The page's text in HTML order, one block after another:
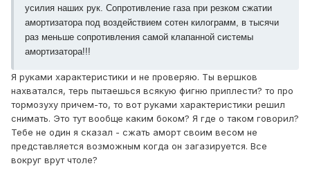
усилия наших рук. Сопротивление газа при резком сжатии
амортизатора под воздействием сотен килограмм, в тысячи
раз меньше сопротивления самой клапанной системы
амортизатора!!!
Я руками характеристики и не проверяю. Ты вершков
нахватался, терь пытаешься всякую фигню приплести? то про
тормозуху причем-то, то вот руками характеристики решил
снимать. Это тут вообще каким боком? Я где о таком говорил?
Тебе не один я сказал - сжать аморт своим весом не
представляется возможным когда он загазируется. Все
вокруг врут чтоле?